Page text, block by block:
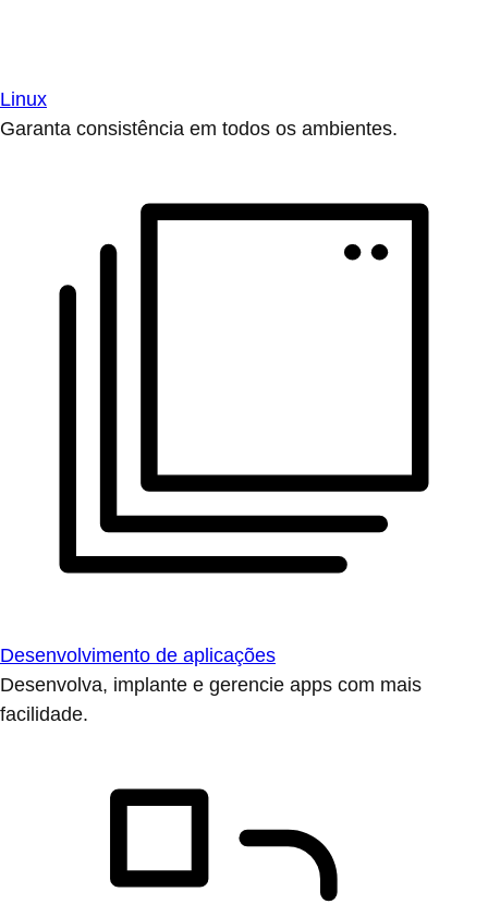
Linux
Garanta consistência em todos os ambientes.
Desenvolvimento de aplicações
Desenvolva, implante e gerencie apps com mais
facilidade.